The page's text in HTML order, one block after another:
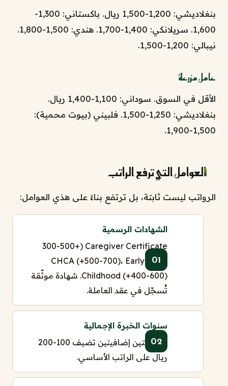
بنغلاديشي: 1,200-1,500 ريال. باكستاني: 1,300-
1,600. سريلانكي: 1,400-1,700. هندي: 1,500-1,800.
نيبالي: 1,200-1,500.
عامل مزرعة
الأقل في السوق. سوداني: 1,100-1,400 ريال.
بنغلاديشي: 1,250-1,500. فلبيني (بيوت محمية):
1,500-1,900.
العوامل التي ترفع الراتب
الرواتب ليست ثابتة، بل ترتفع بناءً على هذي العوامل:
الشهادات الرسمية
Caregiver Certificate (+300-500
ريال)، CHCA (+500-700)، Early
Childhood (+400-600). شهادة موثّقة
تُسجّل في عقد العاملة.
سنوات الخبرة الإجمالية
كل سنتين إضافيتين تضيف 100-200
ريال على الراتب الأساسي.